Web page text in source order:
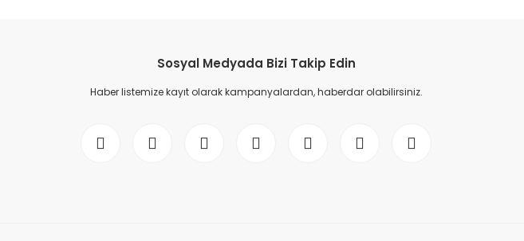
Sosyal Medyada Bizi Takip Edin
Haber listemize kayıt olarak kampanyalardan, haberdar olabilirsiniz.